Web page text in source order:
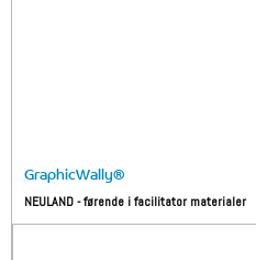
GraphicWally®
NEULAND - førende i facilitator materialer